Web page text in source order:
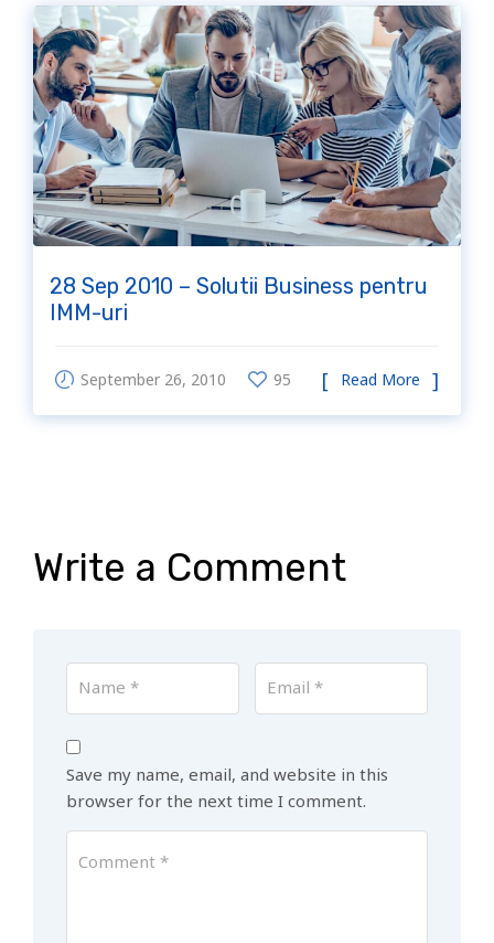
28 Sep 2010 – Solutii Business pentru
IMM-uri
September 26, 2010 95 Read More
Write a Comment
Save my name, email, and website in this
browser for the next time I comment.